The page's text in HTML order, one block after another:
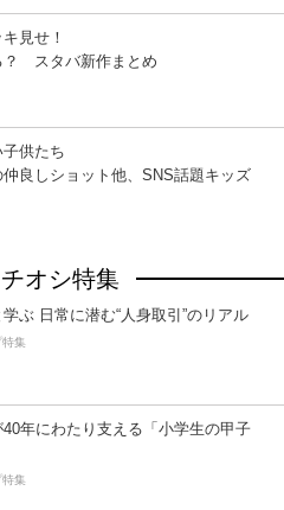
見せ！
？ スタバ新作まとめ
供たち
良しショット他、SNS話題キッズ
オシ特集
ぶ 日常に潜む“人身取引”のリアル
特集
年にわたり支える「小学生の甲子
特集